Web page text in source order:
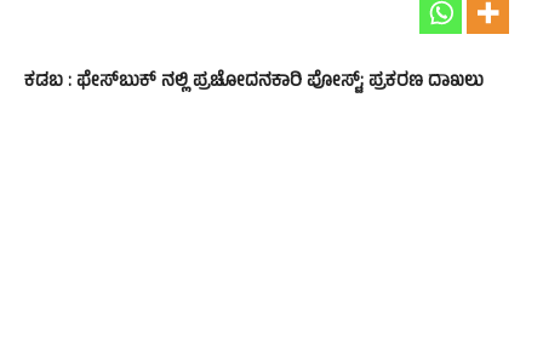
ಕಡಬ : ಫೇಸ್‍ಬುಕ್‌ ನಲ್ಲಿ ಪ್ರಚೋದನಕಾರಿ ಪೋಸ್ಟ್; ಪ್ರಕರಣ ದಾಖಲು